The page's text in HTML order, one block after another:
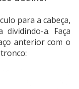
para a cabeça,
a. Faça
anterior com o